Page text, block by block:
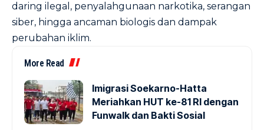
daring ilegal, penyalahgunaan narkotika, serangan
siber, hingga ancaman biologis dan dampak
perubahan iklim.
More Read
Imigrasi Soekarno-Hatta
Meriahkan HUT ke-81 RI dengan
Funwalk dan Bakti Sosial